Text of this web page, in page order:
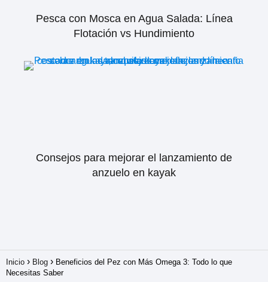
Pesca con Mosca en Agua Salada: Línea
Flotación vs Hundimiento
Consejos para mejorar el lanzamiento de
anzuelo en kayak
Inicio Blog
Beneficios del Pez con Más Omega 3: Todo lo que
Necesitas Saber